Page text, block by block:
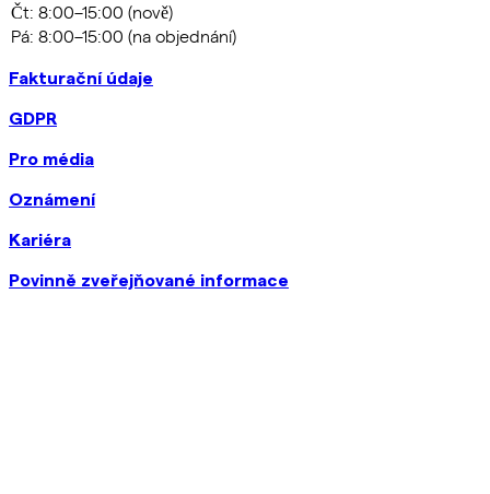
Fakturační údaje
GDPR
Pro média
Oznámení
Kariéra
Povinně zveřejňované informace